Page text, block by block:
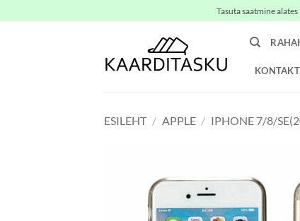
to
Tasuta saatmine
KONTAKT
ESILEHT / APPLE / IPHONE 7/8/